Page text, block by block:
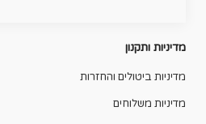
מדיניות ותקנון
מדיניות ביטולים והחזרות
מדיניות משלוחים